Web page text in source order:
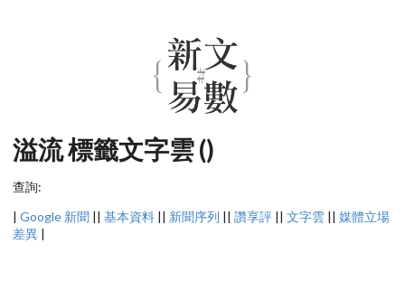
溢流 標籤文字雲 ()
查詢:
| Google 新聞 || 基本資料 || 新聞序列 || 讚享評 || 文字雲 || 媒體立場
差異 |